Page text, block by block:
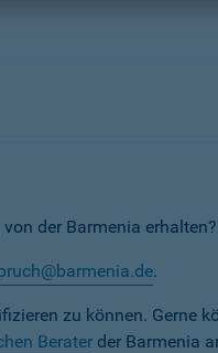
der Barmenia
.
zu können. Gerne
Berater der Barmenia